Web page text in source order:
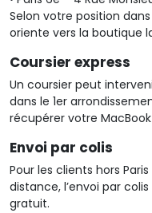
Selon votre position dans
oriente vers la boutique
Coursier express
Un coursier peut
dans le 1er
récupérer votre
Envoi par colis
Pour les clients hors
distance, l’envoi par
gratuit.